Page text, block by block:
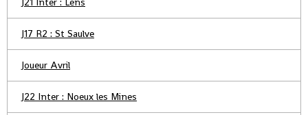
J17 R2 : St Saulve
Joueur Avril
J22 Inter : Noeux les Mines